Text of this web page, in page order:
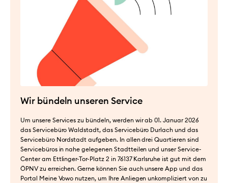
Wir bündeln unseren Service
Um unsere Services zu bündeln, werden wir ab 01. Januar 2026
das Servicebüro Waldstadt, das Servicebüro Durlach und das
Servicebüro Nordstadt aufgeben. In allen drei Quartieren sind
Servicebüros in nahe gelegenen Stadtteilen und unser Service-
Center am Ettlinger-Tor-Platz 2 in 76137 Karlsruhe ist gut mit dem
ÖPNV zu erreichen. Gerne können Sie auch unsere App und das
Portal Meine Vowo nutzen, um Ihre Anliegen unkompliziert von zu